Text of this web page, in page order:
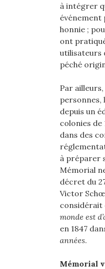
à intégrer
événement
honnie ;
ont
utilisateurs
péché
Par
personnes,
depuis un
colonies de
dans des
à préparer
Mémorial
décret du
Victor
considérait
monde est
en 1847
années.
Mémorial